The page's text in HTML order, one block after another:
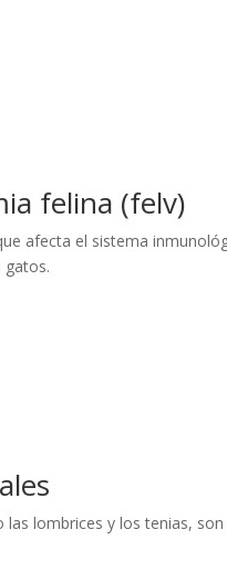
felina (felv)
afecta el sistema
gatos.
lombrices y los tenias,